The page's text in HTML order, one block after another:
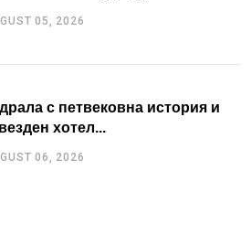
05, 2026
с петвековна история и
хотел...
06, 2026